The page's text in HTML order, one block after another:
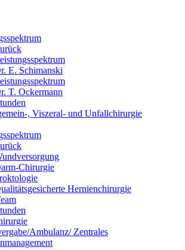
E. Schimanski
T. Ockermann
, Viszeral- und Unfallchirurgie
Chirurgie
Hernienchirurgie
Ambulanz/ Zentrales